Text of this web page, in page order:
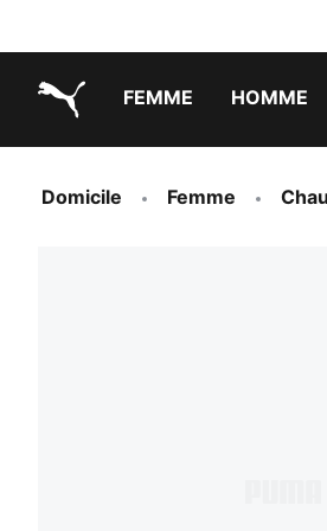
FEMME HOMME
Domicile Femme